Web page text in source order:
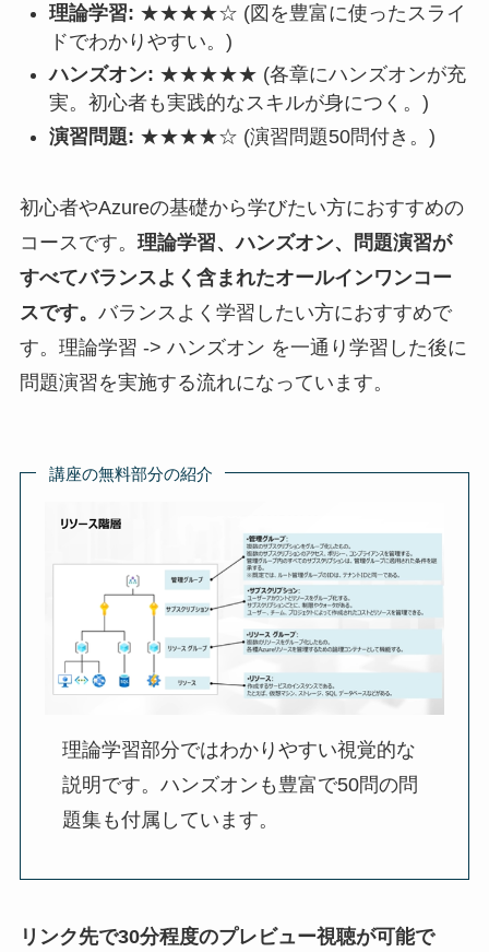
理論学習: ★★★★☆ (図を豊富に使ったスライ
ドでわかりやすい。)
ハンズオン: ★★★★★ (各章にハンズオンが充
実。初心者も実践的なスキルが身につく。)
演習問題: ★★★★☆ (演習問題50問付き。)
初心者やAzureの基礎から学びたい方におすすめの
コースです。 理論学習、ハンズオン、問題演習が
すべてバランスよく含まれたオールインワンコー
スです。 バランスよく学習したい方におすすめで
す。理論学習 -> ハンズオン を一通り学習した後に
問題演習を実施する流れになっています。
講座の無料部分の紹介
理論学習部分ではわかりやすい視覚的な
説明です。ハンズオンも豊富で50問の問
題集も付属しています。
リンク先で30分程度のプレビュー視聴が可能で